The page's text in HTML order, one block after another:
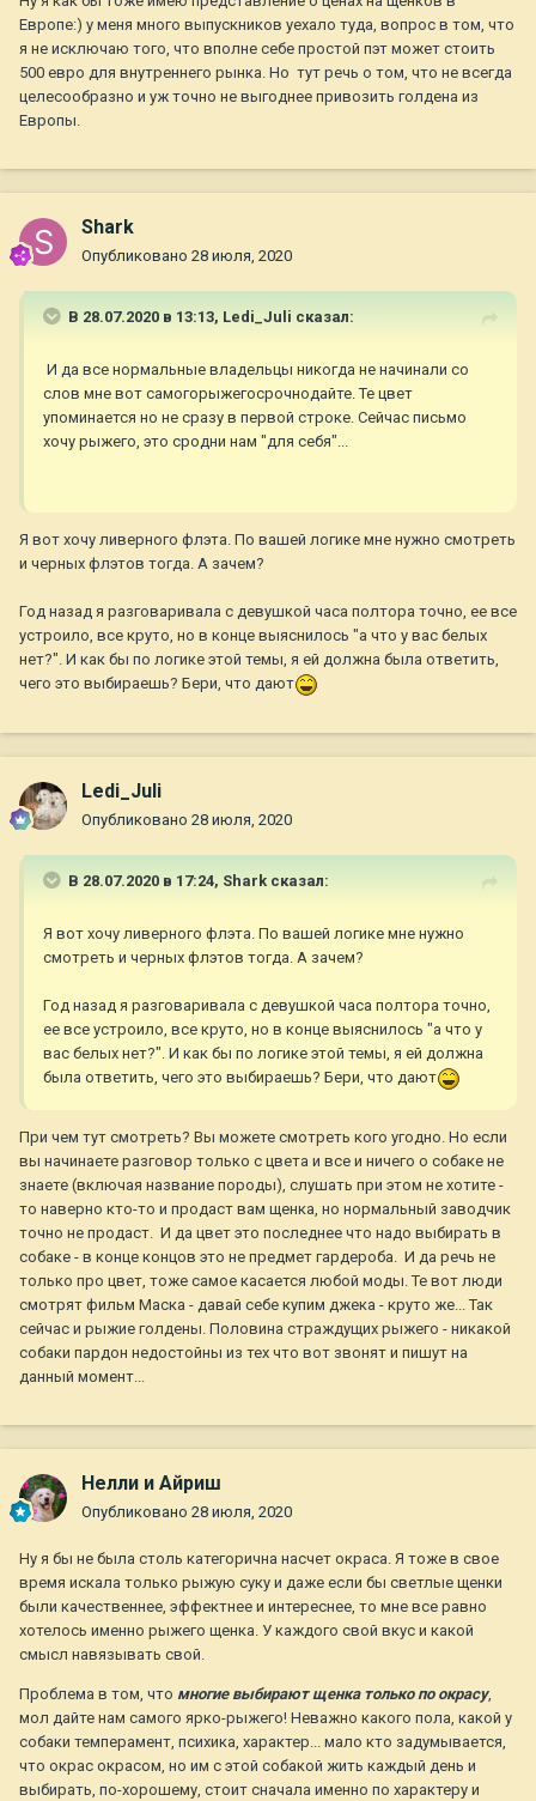
Европе:) у меня много выпускников уехало туда, вопрос в том, что
я не исключаю того, что вполне себе простой пэт может стоить
500 евро для внутреннего рынка. Но тут речь о том, что не всегда
целесообразно и уж точно не выгоднее привозить голдена из
Европы.
Shark
Опубликовано 28 июля, 2020
В 28.07.2020 в 13:13, Ledi_Juli сказал:
И да все нормальные владельцы никогда не начинали со
слов мне вот самогорыжегосрочнодайте. Те цвет
упоминается но не сразу в первой строке. Сейчас письмо
хочу рыжего, это сродни нам "для себя"...
Я вот хочу ливерного флэта. По вашей логике мне нужно смотреть
и черных флэтов тогда. А зачем?
Год назад я разговаривала с девушкой часа полтора точно, ее все
устроило, все круто, но в конце выяснилось "а что у вас белых
нет?". И как бы по логике этой темы, я ей должна была ответить,
чего это выбираешь? Бери, что дают
Ledi_Juli
Опубликовано 28 июля, 2020
В 28.07.2020 в 17:24, Shark сказал:
Я вот хочу ливерного флэта. По вашей логике мне нужно
смотреть и черных флэтов тогда. А зачем?
Год назад я разговаривала с девушкой часа полтора точно,
ее все устроило, все круто, но в конце выяснилось "а что у
вас белых нет?". И как бы по логике этой темы, я ей должна
была ответить, чего это выбираешь? Бери, что дают
При чем тут смотреть? Вы можете смотреть кого угодно. Но если
вы начинаете разговор только с цвета и все и ничего о собаке не
знаете (включая название породы), слушать при этом не хотите -
то наверно кто-то и продаст вам щенка, но нормальный заводчик
точно не продаст. И да цвет это последнее что надо выбирать в
собаке - в конце концов это не предмет гардероба. И да речь не
только про цвет, тоже самое касается любой моды. Те вот люди
смотрят фильм Маска - давай себе купим джека - круто же... Так
сейчас и рыжие голдены. Половина страждущих рыжего - никакой
собаки пардон недостойны из тех что вот звонят и пишут на
данный момент...
Нелли и Айриш
Опубликовано 28 июля, 2020
Ну я бы не была столь категорична насчет окраса. Я тоже в свое
время искала только рыжую суку и даже если бы светлые щенки
были качественнее, эффектнее и интереснее, то мне все равно
хотелось именно рыжего щенка. У каждого свой вкус и какой
смысл навязывать свой.
Проблема в том, что многие выбирают щенка только по окрасу,
мол дайте нам самого ярко-рыжего! Неважно какого пола, какой у
собаки темперамент, психика, характер... мало кто задумывается,
что окрас окрасом, но им с этой собакой жить каждый день и
выбирать, по-хорошему, стоит сначала именно по характеру и